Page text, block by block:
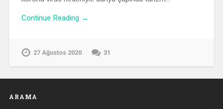
Continue Reading →
27 Ağustos 2020 31
ARAMA